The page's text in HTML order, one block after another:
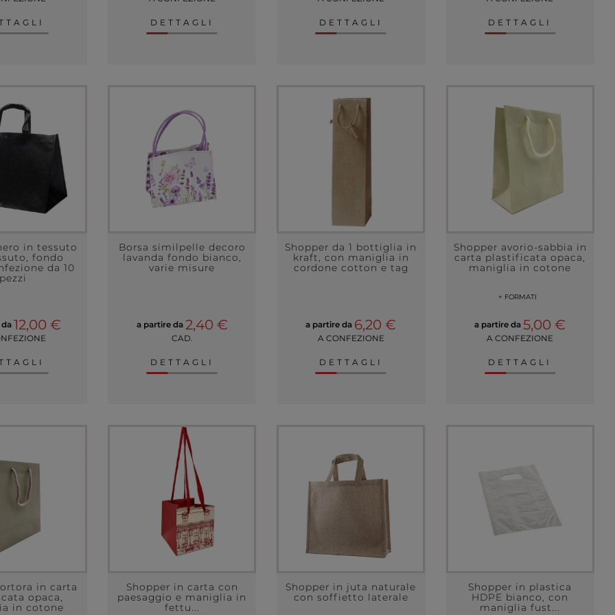
DETTAGLI DETTAGLI DETTAGLI
in tessuto
fondo
da 10
12,00 €
Borsa similpelle decoro
lavanda fondo bianco,
varie misure
a partire da 2,40 €
CAD.
DETTAGLI
Shopper da 1 bottiglia in
kraft, con maniglia in
cordone cotton e tag
a partire da 6,20 €
A CONFEZIONE
DETTAGLI
Shopper avorio-sabbia in
carta plastificata opaca,
maniglia in cotone
+ FORMATI
a partire da 5,00 €
A CONFEZIONE
DETTAGLI
in carta
opaca,
in cotone
Shopper in carta con
paesaggio e maniglia in
fettu...
Shopper in juta naturale
con soffietto laterale
Shopper in plastica
HDPE bianco, con
maniglia fust...